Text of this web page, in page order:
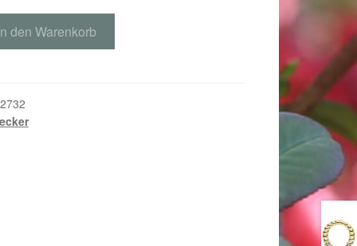
den Warenkorb